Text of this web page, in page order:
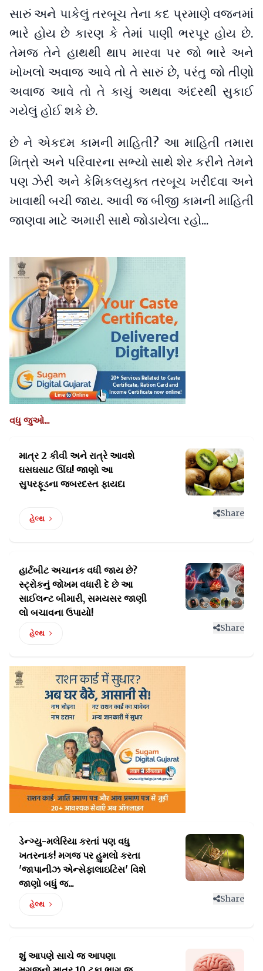
સારું અને પાકેલું તરબૂચ તેના કદ પ્રમાણે વજનમાં
ભારે હોય છે કારણ કે તેમાં પાણી ભરપૂર હોય છે.
તેમજ તેને હાથથી થાપ મારવા પર જો ભારે અને
ખોખલો અવાજ આવે તો તે સારું છે, પરંતુ જો તીણો
અવાજ આવે તો તે કાચું અથવા અંદરથી સુકાઈ
ગયેલું હોઈ શકે છે.
છે ને એકદમ કામની માહિતી? આ માહિતી તમારા
મિત્રો અને પરિવારના સભ્યો સાથે શેર કરીને તેમને
પણ ઝેરી અને કેમિકલયુક્ત તરબૂચ ખરીદવા અને
ખાવાથી બચી જાય. આવી જ બીજી કામની માહિતી
જાણવા માટે અમારી સાથે જોડાયેલા રહો...
વધુ જુઓ...
માત્ર 2 કીવી અને રાત્રે આવશે
ઘસઘસાટ ઊંઘ! જાણો આ
સુપરફૂડના જબરદસ્ત ફાયદા
હેલ્થ
Share
હાર્ટબીટ અચાનક વધી જાય છે?
સ્ટ્રોકનું જોખમ વધારી દે છે આ
સાઈલન્ટ બીમારી, સમયસર જાણી
લો બચાવના ઉપાયો!
હેલ્થ
Share
ડેન્ગ્યુ-મલેરિયા કરતાં પણ વધુ
ખતરનાક! મગજ પર હુમલો કરતા
'જાપાનીઝ એન્સેફાલાઇટિસ' વિશે
જાણો બધું જ...
હેલ્થ
Share
શું આપણે સાચે જ આપણા